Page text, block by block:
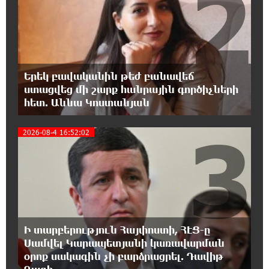
Վարչապետ լինել, չի նշանակում ինչ ուզել
16:42:49 7-08-2026
«ՀայաՔվեն» կանգնած է Հայ առաքելական
եկեղեցու պաշտպանության առաջնագծում.
մաս 2
«ՀայաՔվեն» կանգնած է Հայ առաքելական
եկեղեցու պաշտպանության առաջնագծում
16:17:55 7-08-2026
Սիրո, ազատության ու պարտքի մասին.
Մենուա Սողոմոնյան
16:12:38 7-08-2026
Կաթողիկոսի դեմ հարուցվել է ապօրինի
Երեկ բավականին թեժ բանավեճ
ստացվեց մի շարք հանրային գործիչների
հետ. Աննա Կոստանյան
2
2026-08-4 16:52:02
Ի տարբերություն Հայփոստի, ՀԷՑ-ը
Սամվել Կարապետյանի կառավարման
օրոք սակագին չի բարձրացրել. Դավիթ
3